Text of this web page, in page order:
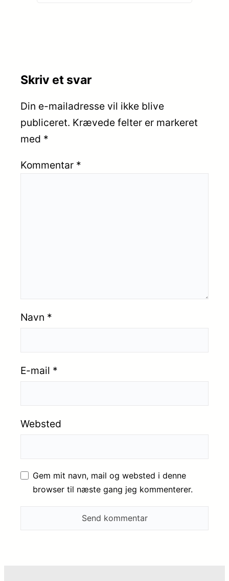
Skriv et svar
Din e-mailadresse vil ikke blive
publiceret. Krævede felter er markeret
med *
Kommentar *
Navn *
E-mail *
Websted
Gem mit navn, mail og websted i denne
browser til næste gang jeg kommenterer.